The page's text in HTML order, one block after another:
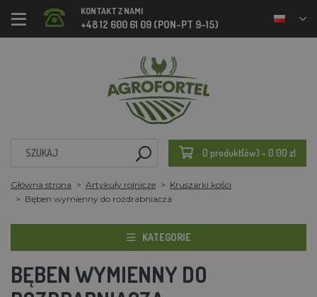
KONTAKT Z NAMI
+48 12 600 61 09 (PON-PT 9-15)
0 produkt(ów) - 0.00 zl
Główna strona Artykuły rolnicze
Kruszarki kości
Bęben wymienny do rozdrabniacza
KATEGORIE
BĘBEN WYMIENNY DO